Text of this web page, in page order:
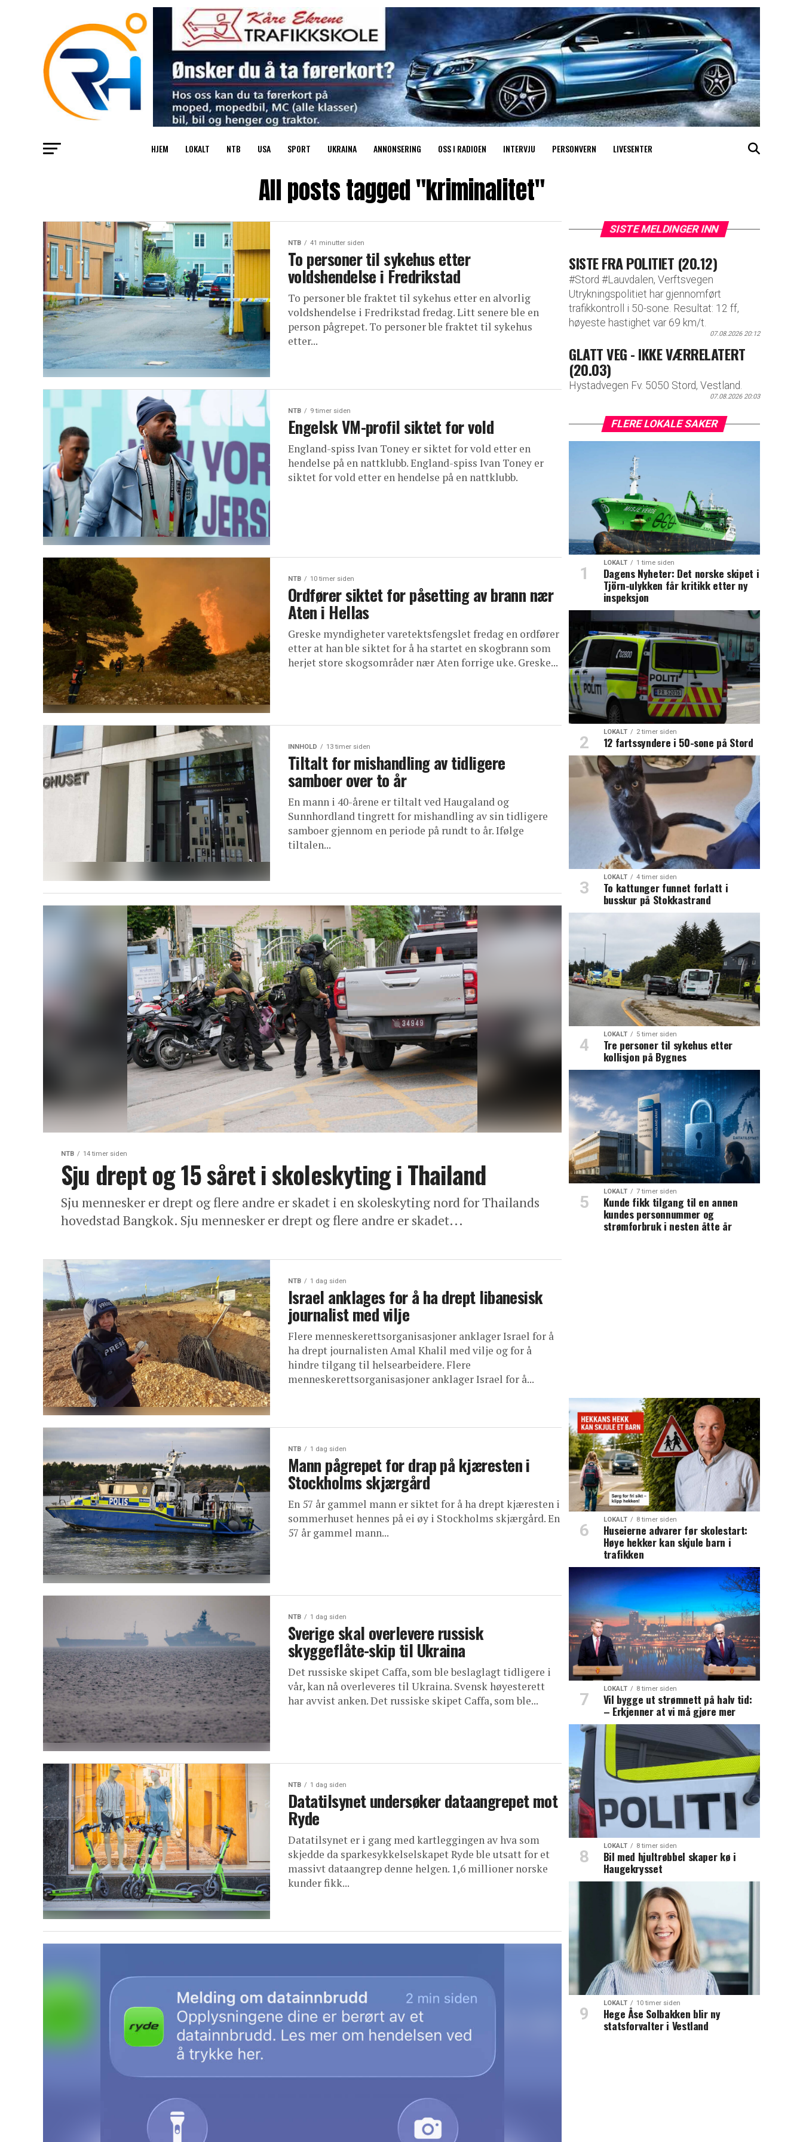
HJEM LOKALT NTB USA SPORT UKRAINA ANNONSERING OSS I RADIOEN INTERVJU PERSONVERN LIVESENTER
All posts tagged "kriminalitet"
NTB 41 minutter siden
To personer til sykehus etter
voldshendelse i Fredrikstad
To personer ble fraktet til sykehus etter en alvorlig
voldshendelse i Fredrikstad fredag. Litt senere ble en
person pågrepet. To personer ble fraktet til sykehus
etter...
NTB 9 timer siden
Engelsk VM-profil siktet for vold
England-spiss Ivan Toney er siktet for vold etter en
hendelse på en nattklubb. England-spiss Ivan Toney er
siktet for vold etter en hendelse på en nattklubb.
NTB 10 timer siden
Ordfører siktet for påsetting av brann nær
Aten i Hellas
Greske myndigheter varetektsfengslet fredag en ordfører
etter at han ble siktet for å ha startet en skogbrann som
herjet store skogsområder nær Aten forrige uke. Greske...
INNHOLD 13 timer siden
Tiltalt for mishandling av tidligere
samboer over to år
En mann i 40-årene er tiltalt ved Haugaland og
Sunnhordland tingrett for mishandling av sin tidligere
samboer gjennom en periode på rundt to år. Ifølge
tiltalen...
NTB 14 timer siden
Sju drept og 15 såret i skoleskyting i Thailand
Sju mennesker er drept og flere andre er skadet i en skoleskyting nord for Thailands
hovedstad Bangkok. Sju mennesker er drept og flere andre er skadet...
NTB 1 dag siden
Israel anklages for å ha drept libanesisk
journalist med vilje
Flere menneskerettsorganisasjoner anklager Israel for å
ha drept journalisten Amal Khalil med vilje og for å
hindre tilgang til helsearbeidere. Flere
menneskerettsorganisasjoner anklager Israel for å...
NTB 1 dag siden
Mann pågrepet for drap på kjæresten i
Stockholms skjærgård
En 57 år gammel mann er siktet for å ha drept kjæresten i
sommerhuset hennes på ei øy i Stockholms skjærgård. En
57 år gammel mann...
NTB 1 dag siden
Sverige skal overlevere russisk
skyggeflåte-skip til Ukraina
Det russiske skipet Caffa, som ble beslaglagt tidligere i
vår, kan nå overleveres til Ukraina. Svensk høyesterett
har avvist anken. Det russiske skipet Caffa, som ble...
NTB 1 dag siden
Datatilsynet undersøker dataangrepet mot
Ryde
Datatilsynet er i gang med kartleggingen av hva som
skjedde da sparkesykkelselskapet Ryde ble utsatt for et
massivt dataangrep denne helgen. 1,6 millioner norske
kunder fikk...
SISTE MELDINGER INN
SISTE FRA POLITIET (20.12)
#Stord #Lauvdalen, Verftsvegen
Utrykningspolitiet har gjennomført
trafikkontroll i 50-sone. Resultat: 12 ff,
høyeste hastighet var 69 km/t.
07.08.2026 20:12
GLATT VEG - IKKE VÆRRELATERT
(20.03)
Hystadvegen Fv. 5050 Stord, Vestland.
07.08.2026 20:03
FLERE LOKALE SAKER
LOKALT 1 time siden
Dagens Nyheter: Det norske skipet i
Tjörn-ulykken får kritikk etter ny
inspeksjon
LOKALT 2 timer siden
12 fartssyndere i 50-sone på Stord
LOKALT 4 timer siden
To kattunger funnet forlatt i
busskur på Stokkastrand
LOKALT 5 timer siden
Tre personer til sykehus etter
kollisjon på Bygnes
LOKALT 7 timer siden
Kunde fikk tilgang til en annen
kundes personnummer og
strømforbruk i nesten åtte år
LOKALT 8 timer siden
Huseierne advarer før skolestart:
Høye hekker kan skjule barn i
trafikken
LOKALT 8 timer siden
Vil bygge ut strømnett på halv tid:
– Erkjenner at vi må gjøre mer
LOKALT 8 timer siden
Bil med hjultrøbbel skaper kø i
Haugekrysset
LOKALT 10 timer siden
Hege Åse Solbakken blir ny
statsforvalter i Vestland